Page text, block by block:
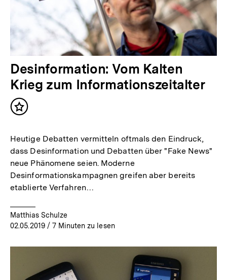
Desinformation: Vom Kalten
Krieg zum Informationszeitalter
Inhalt
Heutige Debatten vermitteln oftmals den Eindruck,
dass Desinformation und Debatten über "Fake News"
neue Phänomene seien. Moderne
Desinformationskampagnen greifen aber bereits
etablierte Verfahren…
Matthias Schulze
02.05.2019/ 7 Minuten zu lesen